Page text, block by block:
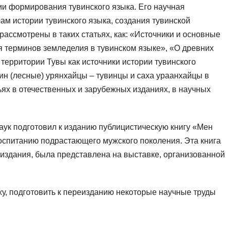
тувинского языка. Его научная
тувинского языка, создания тувинской
в таких статьях, как: «Источники и основные
земледелия в тувинском языке», «О древних
Тувы как источники истории тувинского
(лесные) урянхайцы – тувинцы и саха ураанхайцы в
в отечественных и зарубежных изданиях, в научных
подготовил к изданию публицистическую книгу «Мен
подрастающего мужского поколения. Эта книга
была представлена на выставке, организованной
подготовить к переизданию некоторые научные труды